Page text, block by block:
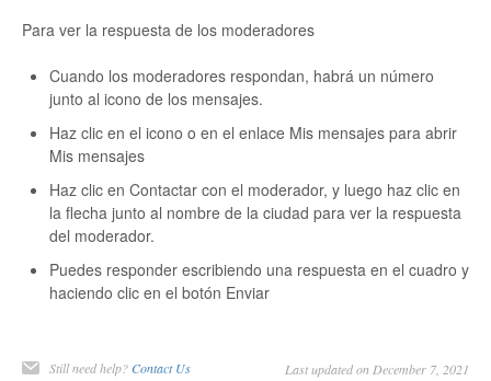
Para ver la respuesta de los moderadores
Cuando los moderadores respondan, habrá un número
junto al icono de los mensajes.
Haz clic en el icono o en el enlace Mis mensajes para abrir
Mis mensajes
Haz clic en Contactar con el moderador, y luego haz clic en
la flecha junto al nombre de la ciudad para ver la respuesta
del moderador.
Puedes responder escribiendo una respuesta en el cuadro y
haciendo clic en el botón Enviar
Still need help? Contact Us Last updated on December 7, 2021